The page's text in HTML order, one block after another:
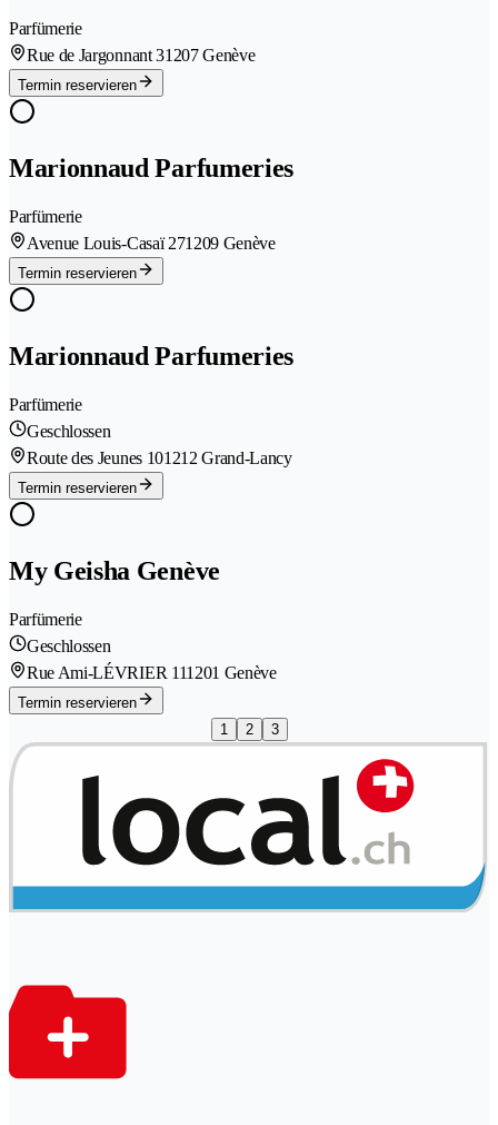
Parfümerie
Rue de Jargonnant 31207 Genève
Termin reservieren
Marionnaud Parfumeries
Parfümerie
Avenue Louis-Casaï 271209 Genève
Termin reservieren
Marionnaud Parfumeries
Parfümerie
Geschlossen
Route des Jeunes 101212 Grand-Lancy
Termin reservieren
My Geisha Genève
Parfümerie
Geschlossen
Rue Ami-LÉVRIER 111201 Genève
Termin reservieren
1
2 3